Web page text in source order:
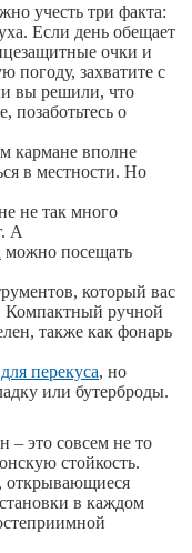
учесть три факта:
Если день обещает
очки и
погоду, захватите с
вы решили, что
позаботьтесь о
кармане вполне
в местности. Но
не так много
А
можно посещать
который вас
Компактный ручной
также как фонарь
перекуса, но
или бутерброды.
– это совсем не то
стойкость.
открывающиеся
в каждом